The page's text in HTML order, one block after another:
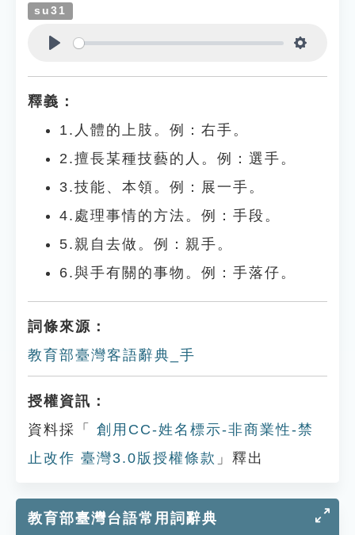
su31
釋義：
1.人體的上肢。例：右手。
2.擅長某種技藝的人。例：選手。
3.技能、本領。例：展一手。
4.處理事情的方法。例：手段。
5.親自去做。例：親手。
6.與手有關的事物。例：手落仔。
詞條來源：
教育部臺灣客語辭典_手
授權資訊：
資料採「
創用CC-姓名標示-非商業性-禁
止改作 臺灣3.0版授權條款 」釋出
教育部臺灣台語常用詞辭典